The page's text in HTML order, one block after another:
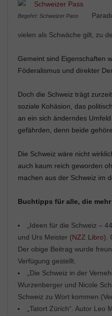
Begehrt: Schweizer Pass
vielen als Schwäche gilt, zu
Gemeint sind Eigenschaften
Föderalismus und direkter
Doch die Schweiz trägt
soziale Kohäsion, das
an ein sich änderndes
gefährden, denn beide
Die Schweiz wäre nicht
auch kaum reich geworden
machen aus der Schweiz im
Buchtipps für alle, die
„Ideen für die Schweiz –
und Urs Meister (NZZ Libro).
Der obige Beitrag wurde
Verfügung gestellt.
„Die Schweiz in der
Wurzenberger und Nicole
Schweiz zu Wort kommen
„Tatort Zürich“. Autor